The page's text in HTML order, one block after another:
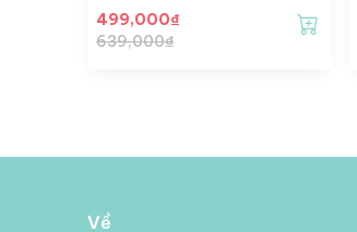
499,000₫
639,000₫
Về